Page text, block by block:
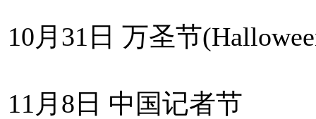
10月31日 万圣节
11月8日 中国记者节